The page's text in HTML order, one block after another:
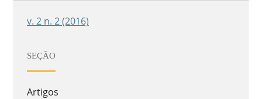
v. 2 n. 2 (2016)
SEÇÃO
Artigos